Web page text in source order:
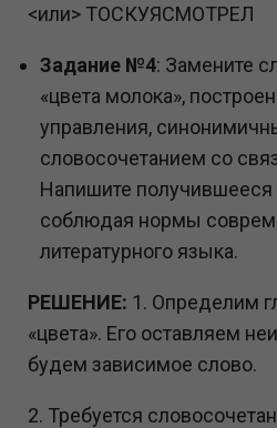
<или> ТОСКУЯСМОТРЕЛ
Задание №4: Замените
«цвета молока»,
управления,
словосочетанием со
Напишите получившееся
соблюдая нормы
литературного языка.
РЕШЕНИЕ: 1. Определим
«цвета». Его оставляем
будем зависимое слово.
2. Требуется